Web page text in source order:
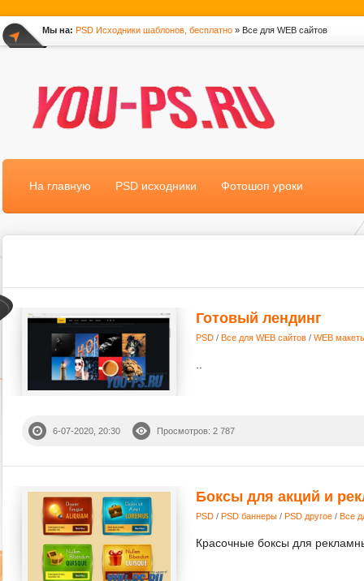
Мы на: PSD Исходники шаблонов, бесплатно » Все для WEB сайтов
На главную PSD исходники Фотошоп уроки
Готовый лендинг
PSD / Все для WEB сайтов / WEB
6-07-2020, 20:30 Просмотров: 2 787
Боксы для акций и
PSD / PSD баннеры / PSD другое / Все
Красочные боксы для